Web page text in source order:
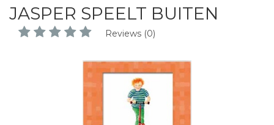
JASPER SPEELT BUITEN
Reviews (0)